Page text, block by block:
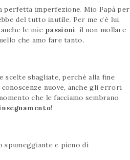
perfetta imperfezione. Mio Papà per
del tutto inutile. Per me c’è lui,
anche le mie passioni, il non mollare
che amo fare tanto.
scelte sbagliate, perché alla fine
nuove, anche gli errori
che le facciamo sembrano
!
spumeggiante e pieno di